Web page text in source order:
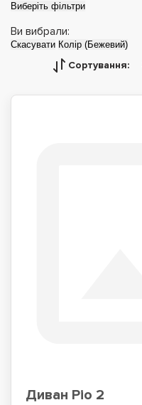
Виберіть фільтри
Ви вибрали:
Скасувати Колір (Бежевий)
Сортування:
Диван Ріо 2